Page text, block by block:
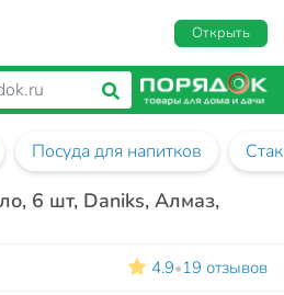
Открыть
Посуда для напитков
6 шт, Daniks, Алмаз,
4.9•19 отзывов